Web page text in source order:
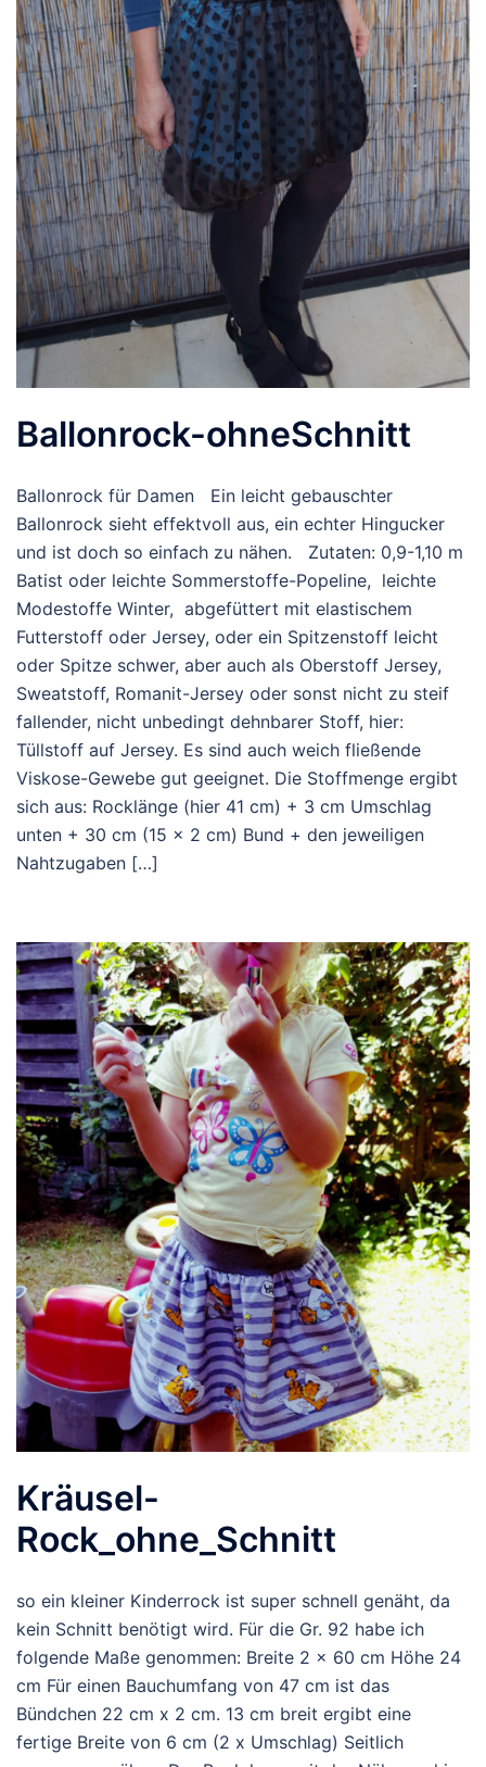
Ballonrock-ohneSchnitt
Ballonrock für Damen Ein leicht gebauschter
Ballonrock sieht effektvoll aus, ein echter Hingucker
und ist doch so einfach zu nähen. Zutaten: 0,9-1,10 m
Batist oder leichte Sommerstoffe-Popeline, leichte
Modestoffe Winter, abgefüttert mit elastischem
Futterstoff oder Jersey, oder ein Spitzenstoff leicht
oder Spitze schwer, aber auch als Oberstoff Jersey,
Sweatstoff, Romanit-Jersey oder sonst nicht zu steif
fallender, nicht unbedingt dehnbarer Stoff, hier:
Tüllstoff auf Jersey. Es sind auch weich fließende
Viskose-Gewebe gut geeignet. Die Stoffmenge ergibt
sich aus: Rocklänge (hier 41 cm) + 3 cm Umschlag
unten + 30 cm (15 x 2 cm) Bund + den jeweiligen
Nahtzugaben […]
Kräusel-
Rock_ohne_Schnitt
so ein kleiner Kinderrock ist super schnell genäht, da
kein Schnitt benötigt wird. Für die Gr. 92 habe ich
folgende Maße genommen: Breite 2 x 60 cm Höhe 24
cm Für einen Bauchumfang von 47 cm ist das
Bündchen 22 cm x 2 cm. 13 cm breit ergibt eine
fertige Breite von 6 cm (2 x Umschlag) Seitlich